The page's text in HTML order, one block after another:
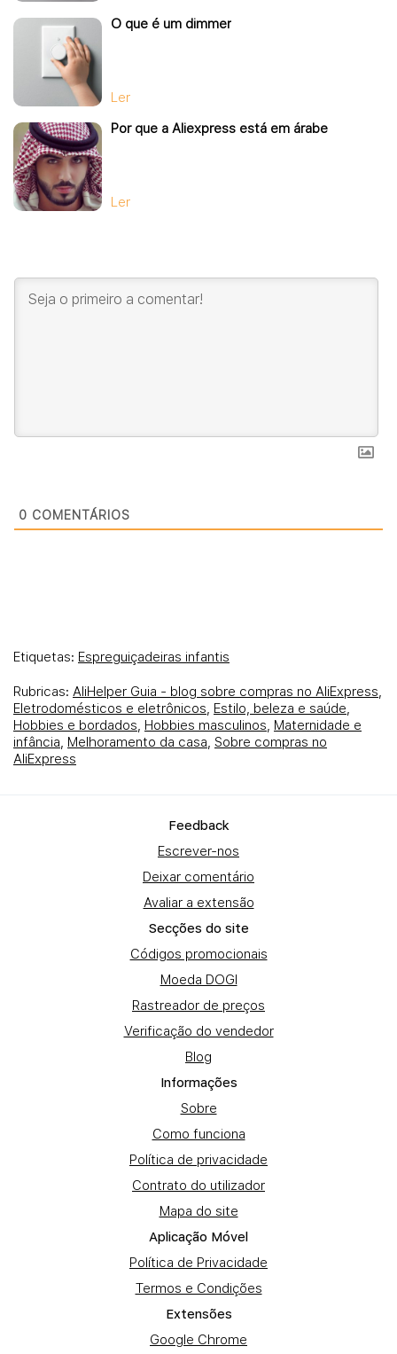
O que é um dimmer
Ler
Por que a Aliexpress está em árabe
Ler
0 COMENTÁRIOS
Etiquetas: Espreguiçadeiras infantis
Rubricas: AliHelper Guia - blog sobre compras no AliExpress,
Eletrodomésticos e eletrônicos, Estilo, beleza e saúde,
Hobbies e bordados, Hobbies masculinos, Maternidade e
infância, Melhoramento da casa, Sobre compras no
AliExpress
Fеedback
Escrever-nos
Deixar comentário
Avaliar a extensão
Secções do site
Códigos promocionais
Moeda DOGI
Rastreador de preços
Verificação do vendedor
Blog
Informações
Sobre
Como funciona
Política de privacidade
Contrato do utilizador
Mapa do site
Aplicação Móvel
Política de Privacidade
Termos e Condições
Extensões
Google Chrome